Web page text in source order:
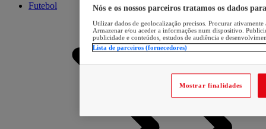
Futebol Nós e os nossos parceiros tratamos os dados
Utilizar dados de geolocalização precisos. Procurar
Armazenar e/ou aceder a informações num dispositivo.
publicidade e conteúdos, estudos de audiência e
Lista de parceiros (fornecedores)
Mostrar finalidades